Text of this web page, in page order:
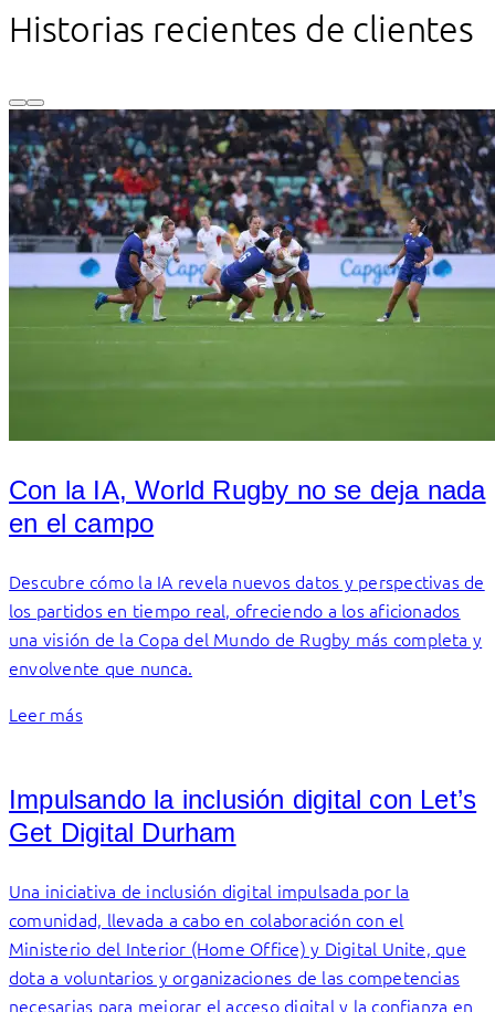
Historias recientes de clientes
Con la IA, World Rugby no se deja nada
en el campo
Descubre cómo la IA revela nuevos datos y perspectivas de
los partidos en tiempo real, ofreciendo a los aficionados
una visión de la Copa del Mundo de Rugby más completa y
envolvente que nunca.
Leer más
Impulsando la inclusión digital con Let’s
Get Digital Durham
Una iniciativa de inclusión digital impulsada por la
comunidad, llevada a cabo en colaboración con el
Ministerio del Interior (Home Office) y Digital Unite, que
dota a voluntarios y organizaciones de las competencias
necesarias para mejorar el acceso digital y la confianza en